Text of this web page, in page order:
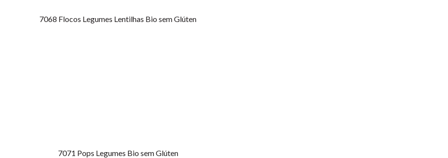
7068 Flocos Legumes Lentilhas Bio sem Glúten
7071 Pops Legumes Bio sem Glúten